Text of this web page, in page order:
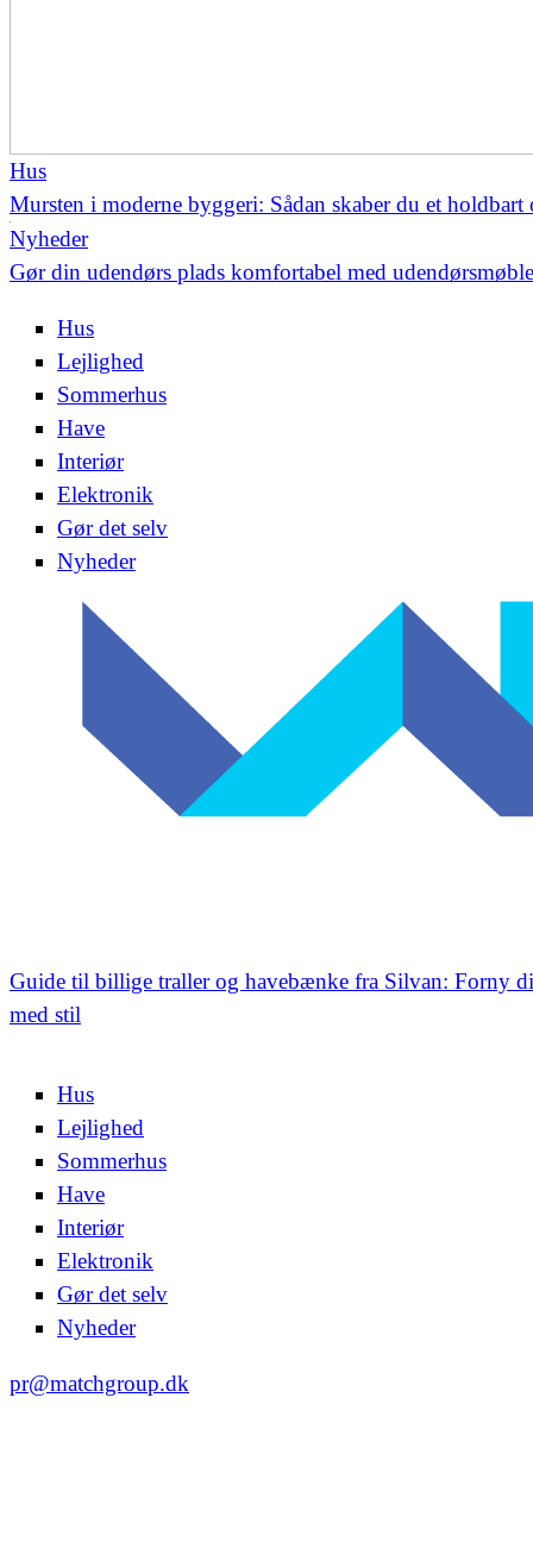
Hus
Mursten i moderne byggeri: Sådan skaber du et
Nyheder
Gør din udendørs plads komfortabel med
Hus
Lejlighed
Sommerhus
Have
Interiør
Elektronik
Gør det selv
Nyheder
Guide til billige traller og havebænke fra Silvan: Forny
med stil
Hus
Lejlighed
Sommerhus
Have
Interiør
Elektronik
Gør det selv
Nyheder
pr@matchgroup.dk